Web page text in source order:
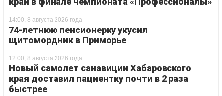
14:00, 8 августа 2026 года
74-летнюю пенсионерку укусил
щитомордник в Приморье
12:00, 8 августа 2026 года
Новый самолет санавиции Хабаровского
края доставил пациентку почти в 2 раза
быстрее